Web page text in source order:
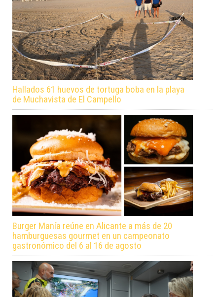
Hallados 61 huevos de tortuga boba en la playa
de Muchavista de El Campello
Burger Manía reúne en Alicante a más de 20
hamburguesas gourmet en un campeonato
gastronómico del 6 al 16 de agosto